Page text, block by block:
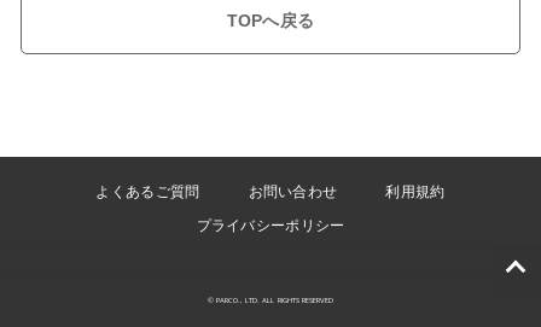
TOPへ戻る
よくあるご質問 お問い合わせ
利用規約
プライバシーポリシー
© PARCO., LTD. ALL RIGHTS RESERVED